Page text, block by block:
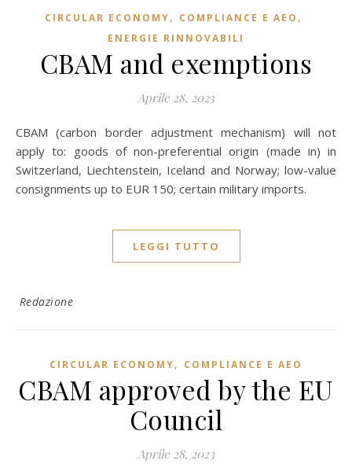
CIRCULAR ECONOMY, COMPLIANCE E AEO ,
ENERGIE RINNOVABILI
CBAM and exemptions
Aprile 28, 2023
CBAM (carbon border adjustment mechanism) will not
apply to: goods of non-preferential origin (made in) in
Switzerland, Liechtenstein, Iceland and Norway; low-value
consignments up to EUR 150; certain military imports.
LEGGI TUTTO
Redazione
CIRCULAR ECONOMY, COMPLIANCE E AEO
CBAM approved by the EU
Council
Aprile 28, 2023